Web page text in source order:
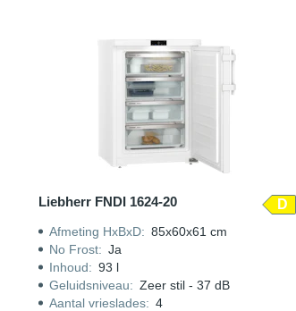
Liebherr FNDI 1624-20 D
Afmeting HxBxD: 85x60x61 cm
No Frost: Ja
Inhoud: 93 l
Geluidsniveau: Zeer stil - 37 dB
Aantal vrieslades: 4